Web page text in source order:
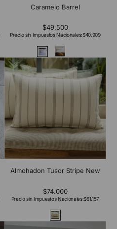
Caramelo Barrel
$49.500
Precio sin Impuestos Nacionales:$40.909
Almohadon Tusor Stripe New
$74.000
Precio sin Impuestos Nacionales:$61.157